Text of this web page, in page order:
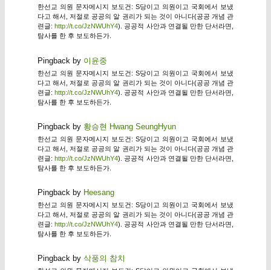
한선교 의원 문자메시지 보도건: S당이고 의원이고 국회에서 보냈
다고 해서, 저절로 공공의 알 권리가 되는 것이 아니다(공공 개념 관
련글: http://t.co/JzNWUhY4). 공공적 사안과 연결될 만한 단서라면,
탐사를 한 후 보도하든가.
Pingback by 이윤중
한선교 의원 문자메시지 보도건: S당이고 의원이고 국회에서 보냈
다고 해서, 저절로 공공의 알 권리가 되는 것이 아니다(공공 개념 관
련글:http://t.co/JzNWUhY4). 공공적 사안과 연결될 만한 단서라면,
탐사를 한 후 보도하든가.
Pingback by 황승현 Hwang SeungHyun
한선교 의원 문자메시지 보도건: S당이고 의원이고 국회에서 보냈
다고 해서, 저절로 공공의 알 권리가 되는 것이 아니다(공공 개념 관
련글:http://t.co/JzNWUhY4). 공공적 사안과 연결될 만한 단서라면,
탐사를 한 후 보도하든가.
Pingback by Heesang
한선교 의원 문자메시지 보도건: S당이고 의원이고 국회에서 보냈
다고 해서, 저절로 공공의 알 권리가 되는 것이 아니다(공공 개념 관
련글:http://t.co/JzNWUhY4). 공공적 사안과 연결될 만한 단서라면,
탐사를 한 후 보도하든가.
Pingback by 삭풍의 참치